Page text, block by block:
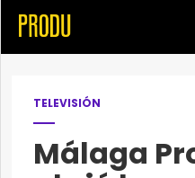
TELEVISIÓN
Málaga